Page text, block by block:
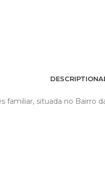
DESCRIPTION
familiar, situada no Bairro